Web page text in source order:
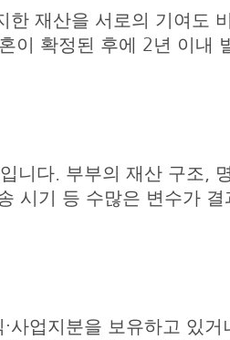
한 재산을 서로의 기여도
이 확정된 후에 2년 이내
니다. 부부의 재산 구조,
시기 등 수많은 변수가 결
사업지분을 보유하고 있거